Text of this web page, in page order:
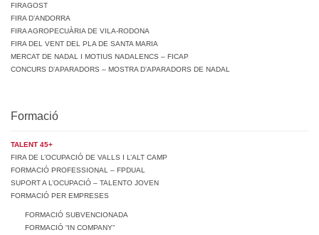
FIRAGOST
FIRA D’ANDORRA
FIRA AGROPECUÀRIA DE VILA-RODONA
FIRA DEL VENT DEL PLA DE SANTA MARIA
MERCAT DE NADAL I MOTIUS NADALENCS – FICAP
CONCURS D’APARADORS – MOSTRA D’APARADORS DE NADAL
Formació
TALENT 45+
FIRA DE L’OCUPACIÓ DE VALLS I L’ALT CAMP
FORMACIÓ PROFESSIONAL – FPDUAL
SUPORT A L’OCUPACIÓ – TALENTO JOVEN
FORMACIÓ PER EMPRESES
FORMACIÓ SUBVENCIONADA
FORMACIÓ “IN COMPANY”